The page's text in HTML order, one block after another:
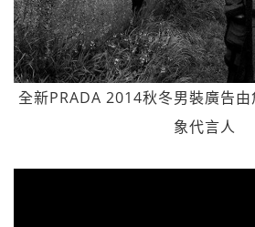
全新PRADA 2014秋冬男裝廣告
象代言人